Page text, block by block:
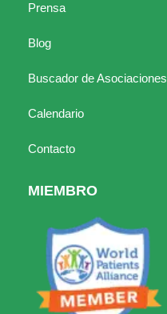
Prensa
Blog
Buscador de Asociaciones
Calendario
Contacto
MIEMBRO